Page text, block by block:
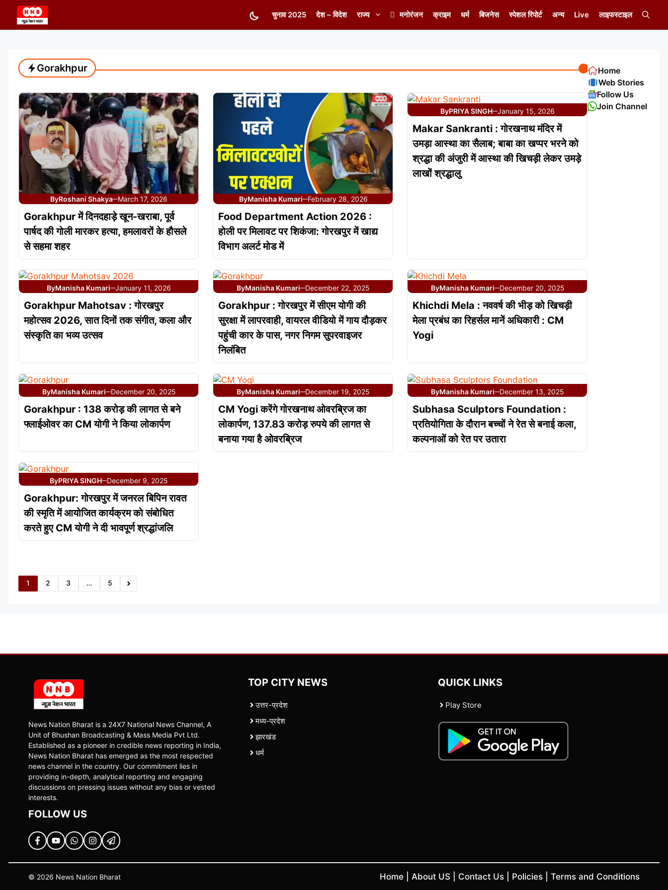
content
चुनाव 2025 देश – विदेश राज्य मनोरंजन क्राइम धर्म बिजनेस स्पेशल रिपोर्ट अन्य Live लाइफस्टाइल
Gorakhpur
ByRoshani Shakya—March 17, 2026
Gorakhpur में दिनदहाड़े खून-खराबा, पूर्व
पार्षद की गोली मारकर हत्या, हमलावरों के हौसले
से सहमा शहर
ByManisha Kumari—February 28, 2026
Food Department Action 2026 :
होली पर मिलावट पर शिकंजा: गोरखपुर में खाद्य
विभाग अलर्ट मोड में
ByPRIYA SINGH—January 15, 2026
Makar Sankranti : गोरखनाथ मंदिर में
उमड़ा आस्था का सैलाब; बाबा का खप्पर भरने को
श्रद्धा की अंजुरी में आस्था की खिचड़ी लेकर उमड़े
लाखों श्रद्धालु
ByManisha Kumari—January 11, 2026
Gorakhpur Mahotsav : गोरखपुर
महोत्सव 2026, सात दिनों तक संगीत, कला और
संस्कृति का भव्य उत्सव
ByManisha Kumari—December 22, 2025
Gorakhpur : गोरखपुर में सीएम योगी की
सुरक्षा में लापरवाही, वायरल वीडियो में गाय दौड़कर
पहुंची कार के पास, नगर निगम सुपरवाइजर
निलंबित
ByManisha Kumari—December 20, 2025
Khichdi Mela : नववर्ष की भीड़ को खिचड़ी
मेला प्रबंध का रिहर्सल मानें अधिकारी : CM
Yogi
ByManisha Kumari—December 20, 2025
Gorakhpur : 138 करोड़ की लागत से बने
फ्लाईओवर का CM योगी ने किया लोकार्पण
ByManisha Kumari—December 19, 2025
CM Yogi करेंगे गोरखनाथ ओवरब्रिज का
लोकार्पण, 137.83 करोड़ रुपये की लागत से
बनाया गया है ओवरब्रिज
ByManisha Kumari—December 13, 2025
Subhasa Sculptors Foundation :
प्रतियोगिता के दौरान बच्चों ने रेत से बनाई कला,
कल्पनाओं को रेत पर उतारा
ByPRIYA SINGH—December 9, 2025
Gorakhpur: गोरखपुर में जनरल बिपिन रावत
की स्मृति में आयोजित कार्यक्रम को संबोधित
करते हुए CM योगी ने दी भावपूर्ण श्रद्धांजलि
1 2 3 … 5
Home
Web Stories
Follow Us
Join Channel
News Nation Bharat is a 24X7 National News Channel, A
Unit of Bhushan Broadcasting & Mass Media Pvt Ltd.
Established as a pioneer in credible news reporting in India,
News Nation Bharat has emerged as the most respected
news channel in the country. Our commitment lies in
providing in-depth, analytical reporting and engaging
discussions on pressing issues without any bias or vested
interests.
FOLLOW US
TOP CITY NEWS
उत्तर-प्रदेश
मध्य-प्रदेश
झारखंड
धर्म
QUICK LINKS
Play Store
© 2026 News Nation Bharat Home About US Contact Us Policies Terms and Conditions